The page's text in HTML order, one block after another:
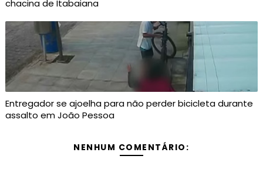
chacina de Itabaiana
Entregador se ajoelha para não perder bicicleta durante
assalto em João Pessoa
NENHUM COMENTÁRIO: